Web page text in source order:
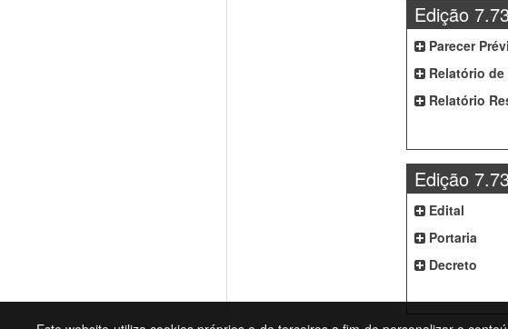
Edição
Parecer
Relatório
Relatório
Edição
Edital
Portaria
Decreto